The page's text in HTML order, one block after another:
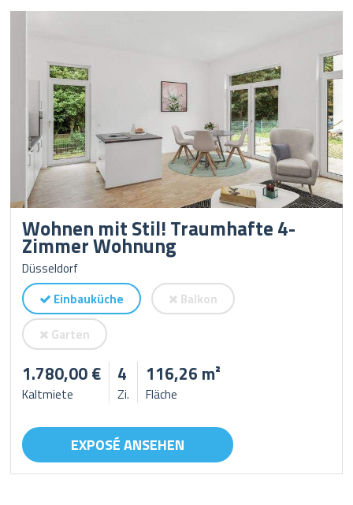
Wohnen mit Stil! Traumhafte 4-
Zimmer Wohnung
Düsseldorf
Einbauküche
Balkon
Garten
1.780,00 €
Kaltmiete
4
Zi.
116,26 m²
Fläche
EXPOSÉ ANSEHEN